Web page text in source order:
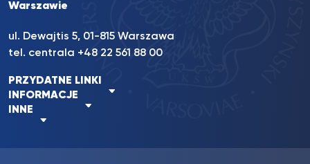
Warszawie
ul. Dewajtis 5, 01-815 Warszawa
tel. centrala +48 22 561 88 00
PRZYDATNE LINKI
INFORMACJE
INNE